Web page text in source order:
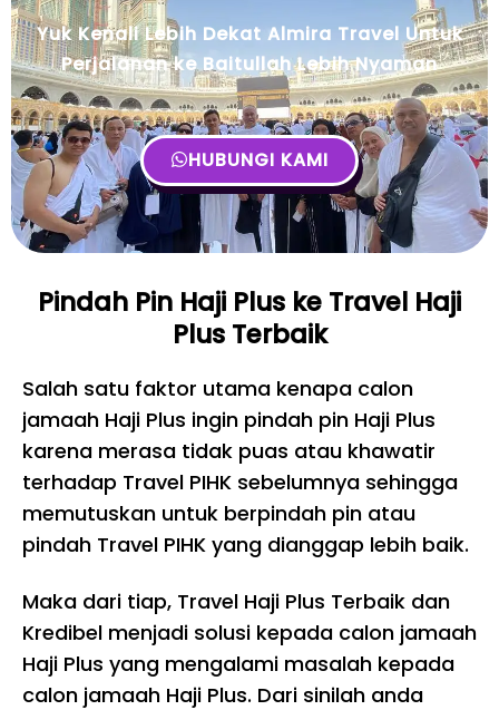
Yuk Kenali Lebih Dekat Almira Travel Untuk
Perjalanan ke Baitullah Lebih Nyaman
HUBUNGI KAMI
Pindah Pin Haji Plus ke Travel Haji
Plus Terbaik
Salah satu faktor utama kenapa calon
jamaah Haji Plus ingin pindah pin Haji Plus
karena merasa tidak puas atau khawatir
terhadap Travel PIHK sebelumnya sehingga
memutuskan untuk berpindah pin atau
pindah Travel PIHK yang dianggap lebih baik.
Maka dari tiap, Travel Haji Plus Terbaik dan
Kredibel menjadi solusi kepada calon jamaah
Haji Plus yang mengalami masalah kepada
calon jamaah Haji Plus. Dari sinilah anda